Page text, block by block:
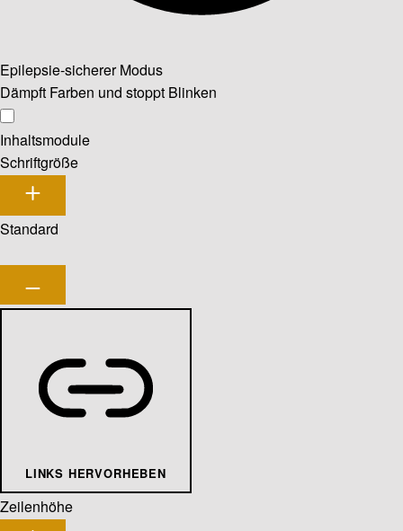
Epilepsie-sicherer Modus
Dämpft Farben und stoppt Blinken
Inhaltsmodule
Schriftgröße
Standard
LINKS HERVORHEBEN
Zeilenhöhe